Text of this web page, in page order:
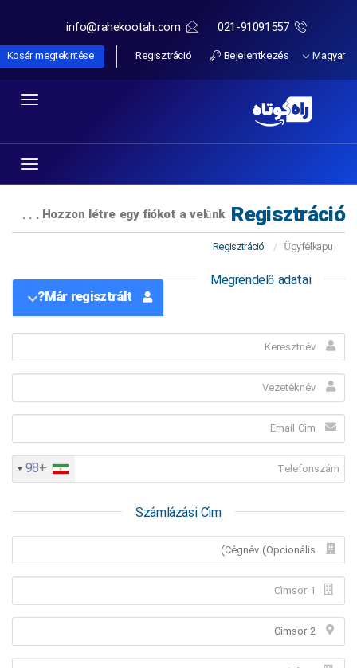
021-91091557
info@rahekootah.com
Magyar
Bejelentkezés
Regisztráció
Kosár megtekintése
Regisztráció
Hozzon létre egy fiókot a velünk . . .
Ügyfélkapu
Megrendelő adatai
+98
Számlázási Cím